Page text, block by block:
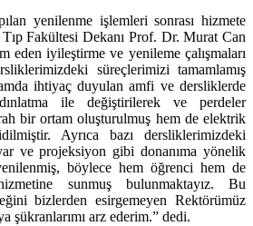
yenilenme işlemleri sonrası hizmete
Fakültesi Dekanı Prof. Dr. Murat Can
eden iyileştirme ve yenileme çalışmaları
süreçlerimizi tamamlamış
ihtiyaç duyulan amfi ve dersliklerde
ile değiştirilerek ve perdeler
bir ortam oluşturulmuş hem de elektrik
Ayrıca bazı dersliklerimizdeki
ve projeksiyon gibi donanıma yönelik
böylece hem öğrenci hem de
sunmuş bulunmaktayız. Bu
bizlerden esirgemeyen Rektörümüz
şükranlarımı arz ederim.” dedi.